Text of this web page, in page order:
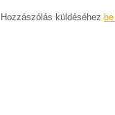
Hozzászólás küldéséhez